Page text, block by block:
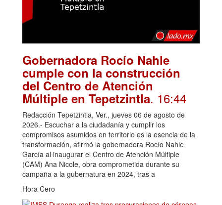
Gobernadora Rocío Nahle
cumple con la construcción
del Centro de Atención
Múltiple en Tepetzintla. 16:44
Redacción Tepetzintla, Ver., jueves 06 de agosto de
2026.- Escuchar a la ciudadanía y cumplir los
compromisos asumidos en territorio es la esencia de la
transformación, afirmó la gobernadora Rocío Nahle
García al inaugurar el Centro de Atención Múltiple
(CAM) Ana Nicole, obra comprometida durante su
campaña a la gubernatura en 2024, tras a
Hora Cero